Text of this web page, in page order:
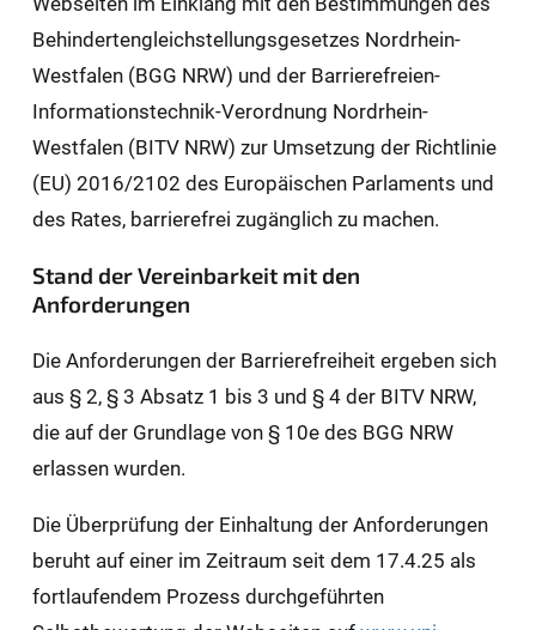
Behindertengleichstellungsgesetzes Nordrhein-
Westfalen (BGG NRW) und der Barrierefreien-
Informationstechnik-Verordnung Nordrhein-
Westfalen (BITV NRW) zur Umsetzung der Richtlinie
(EU) 2016/2102 des Europäischen Parlaments und
des Rates, barrierefrei zugänglich zu machen.
Stand der Vereinbarkeit mit den
Anforderungen
Die Anforderungen der Barrierefreiheit ergeben sich
aus § 2, § 3 Absatz 1 bis 3 und § 4 der BITV NRW,
die auf der Grundlage von § 10e des BGG NRW
erlassen wurden.
Die Überprüfung der Einhaltung der Anforderungen
beruht auf einer im Zeitraum seit dem 17.4.25 als
fortlaufendem Prozess durchgeführten